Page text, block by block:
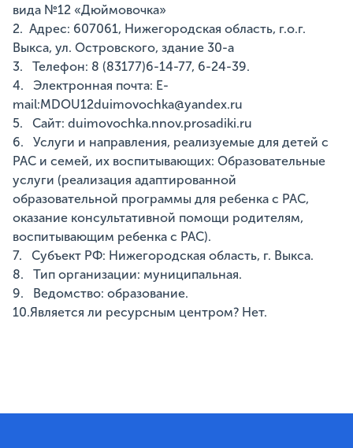
вида №12 «Дюймовочка»
2. Адрес: 607061, Нижегородская область, г.о.г.
Выкса, ул. Островского, здание 30-а
3. Телефон: 8 (83177)6-14-77, 6-24-39.
4. Электронная почта: E-
mail:MDOU12duimovochka@yandex.ru
5. Сайт: duimovochka.nnov.prosadiki.ru
6. Услуги и направления, реализуемые для детей с
РАС и семей, их воспитывающих: Образовательные
услуги (реализация адаптированной
образовательной программы для ребенка с РАС,
оказание консультативной помощи родителям,
воспитывающим ребенка с РАС).
7. Субъект РФ: Нижегородская область, г. Выкса.
8. Тип организации: муниципальная.
9. Ведомство: образование.
10.Является ли ресурсным центром? Нет.